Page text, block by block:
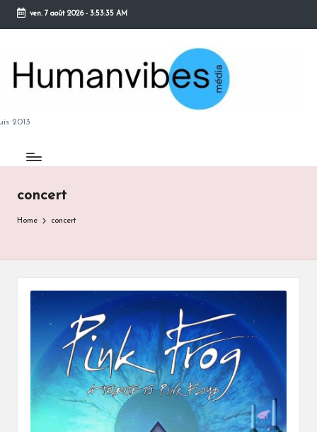
Skip
content
ven. 7 août 2026- 3:53:36 AM
2013
concert
Home concert